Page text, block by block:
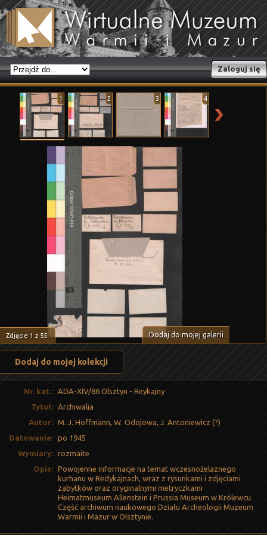
Zaloguj się
1 2 3 4
Dodaj do mojej galerii
Zdjęcie 1 z 55.
Dodaj do mojej kolekcji
Nr. kat.: ADA-XIV/86 Olsztyn - Reykajny
Tytuł: Archiwalia
Autor: M. J. Hoffmann, W. Odojowa, J. Antoniewicz (?)
Datowanie: po 1945
Wymiary: rozmaite
Opis: Powojenne informacje na temat wczesnożelaznego
kurhanu w Redykajnach, wraz z rysunkami i zdjęciami
zabytków oraz oryginalnymi metryczkami
Heimatmuseum Allenstein i Prussia Museum w Królewcu.
Część archiwum naukowego Działu Archeologii Muzeum
Warmii i Mazur w Olsztynie.